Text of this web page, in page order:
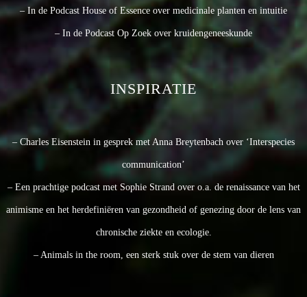
– In de Podcast House of Essence over medicinale planten en intuitie
– In de Podcast Op Zoek over kruidengeneeskunde
INSPIRATIE
– Charles Eisenstein in gesprek met Anna Breytenbach over ‘Interspecies
communication’
– Een prachtige podcast met Sophie Strand over o.a. de renaissance van het
animisme en het herdefiniëren van gezondheid of genezing door de lens van
chronische ziekte en ecologie.
– Animals in the room, een sterk stuk over de stem van dieren